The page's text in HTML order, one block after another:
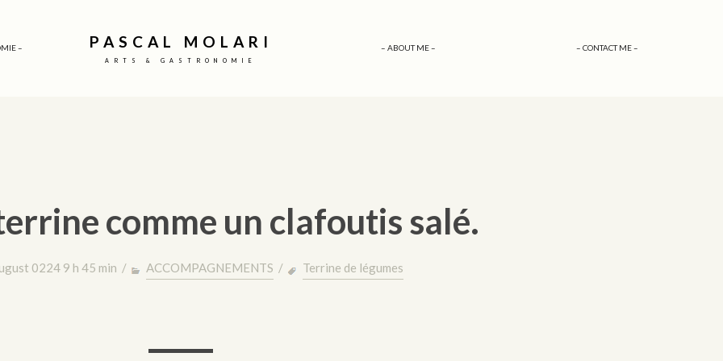
– PASCAL MOLARI
ARTS & GASTRONOMIE
– ABOUT ME – – CONTACT ME –
comme un clafoutis salé.
0224 9 h 45 min / ACCOMPAGNEMENTS / Terrine de légumes